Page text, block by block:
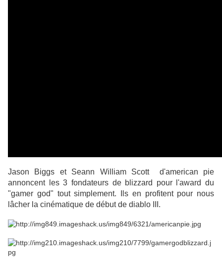
Jason Biggs et Seann William Scott
d'american pie
annoncent les 3 fondateurs de blizzard pour l'award du
"gamer god" tout simplement. Ils en profitent pour nous
lâcher la cinématique de début de diablo III.